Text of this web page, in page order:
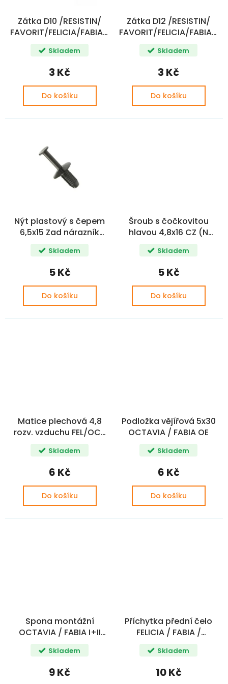
Zátka D10 /RESISTIN/
FAVORIT/FELICIA/FABIA/ROOMSTER
CZ+
Skladem
3 Kč
Do košíku
Zátka D12 /RESISTIN/
FAVORIT/FELICIA/FABIA/
CZ+
Skladem
3 Kč
Do košíku
Nýt plastový s čepem
6,5x15 Zad nárazník
FABIA II Před. nárazník
OCTAVIA II ( N 90359101
)
Skladem
5 Kč
Do košíku
Šroub s čočkovitou
hlavou 4,8x16 CZ (N
90775001, N90648701,
N90648702 )
Skladem
5 Kč
Do košíku
Matice plechová 4,8
rozv. vzduchu FEL/OCT
M98 OE
Skladem
6 Kč
Do košíku
Podložka vějířová 5x30
OCTAVIA / FABIA OE
Skladem
6 Kč
Do košíku
Spona montážní
OCTAVIA / FABIA I+II
ROMIC
Skladem
9 Kč
Příchytka přední čelo
FELICIA / FABIA /
OCTAVIA 4,2x11
Skladem
10 Kč